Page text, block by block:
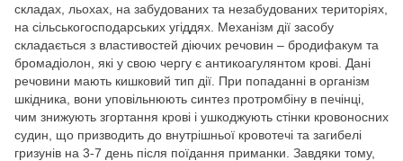
складах, льохах, на забудованих та незабудованих територіях,
на сільськогосподарських угіддях. Механізм дії засобу
складається з властивостей діючих речовин – бродифакум та
бромадіолон, які у свою чергу є антикоагулянтом крові. Дані
речовини мають кишковий тип дії. При попаданні в організм
шкідника, вони уповільнюють синтез протромбіну в печінці,
чим знижують згортання крові і ушкоджують стінки кровоносних
судин, що призводить до внутрішньої кровотечі та загибелі
гризунів на 3-7 день після поїдання приманки. Завдяки тому,